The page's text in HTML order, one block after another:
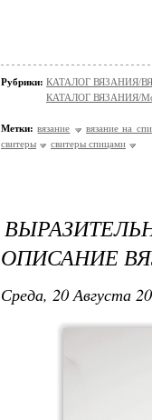
Рубрики: КАТАЛОГ ВЯЗАНИЯ/
КАТАЛОГ ВЯЗАНИЯ/
Метки: вязание
вязание на
свитеры
свитеры спицами
ОПИСАНИЕ
Среда, 20 Августа